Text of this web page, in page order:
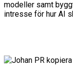
modeller samt
intresse för hur AI